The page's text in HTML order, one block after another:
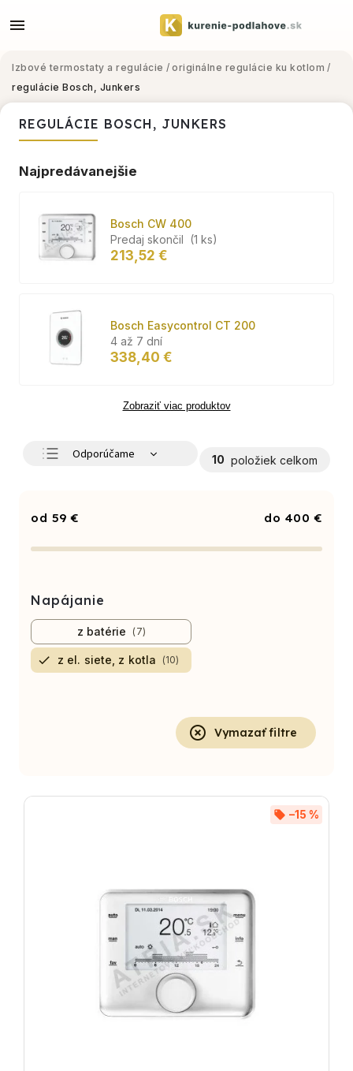
Izbové termostaty a regulácie / originálne regulácie ku kotlom /
regulácie Bosch, Junkers
REGULÁCIE BOSCH, JUNKERS
Najpredávanejšie
Bosch CW 400
Predaj skončil (1 ks)
213,52 €
Bosch Easycontrol CT 200
4 až 7 dní
338,40 €
Zobraziť viac produktov
Odporúčame
Abecedne
10 položiek celkom
59 € 400 €
Napájanie
z batérie 7
z el. siete, z kotla 10
Vymazať filtre
–15 %